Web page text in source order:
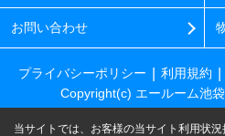
お問い合わせ
プライバシーポリシー 利用規約
Copyright(c) エールーム池
当サイトでは、お客様の当サイト利用状